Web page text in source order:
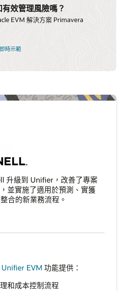
升級到 Unifier，改善了專案
並實施了適用於預測、實獲
合的新業務流程。
EVM 功能提供：
和成本控制流程
效管理風險嗎？
EVM 解決方案 Primavera
時示範